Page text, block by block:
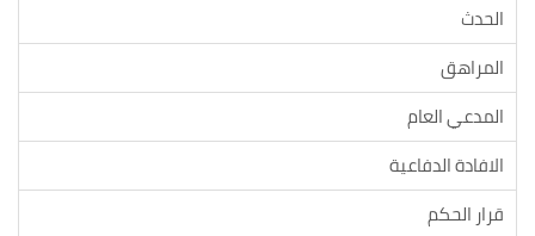
الحدث
المراهق
المدعي العام
الافادة الدفاعية
قرار الحكم